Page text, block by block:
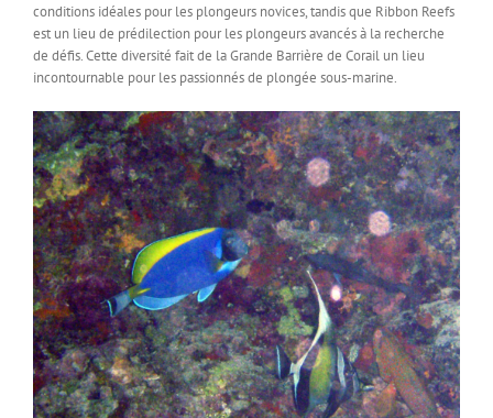
conditions idéales pour les plongeurs novices, tandis que Ribbon Reefs
est un lieu de prédilection pour les plongeurs avancés à la recherche
de défis. Cette diversité fait de la Grande Barrière de Corail un lieu
incontournable pour les passionnés de plongée sous-marine.